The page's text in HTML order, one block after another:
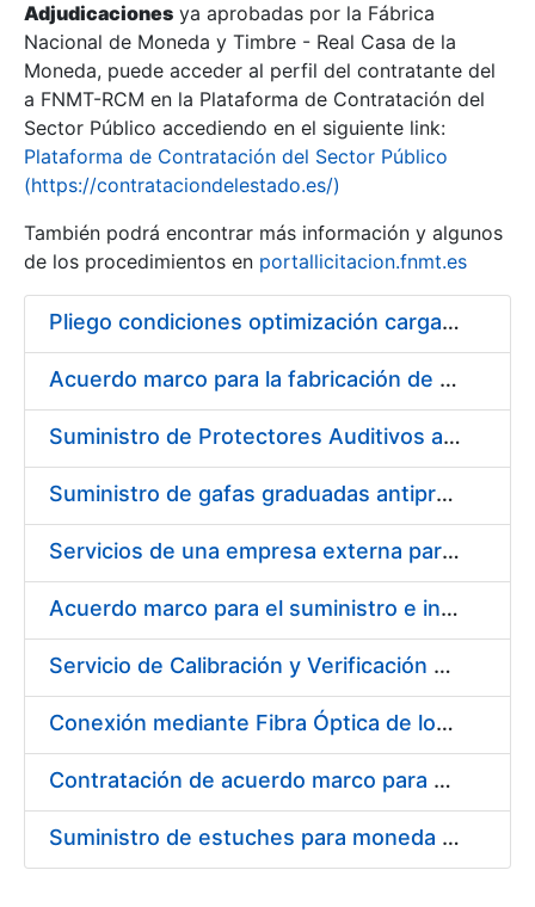
Adjudicaciones ya aprobadas por la Fábrica
Nacional de Moneda y Timbre - Real Casa de la
Moneda, puede acceder al perfil del contratante del
a FNMT-RCM en la Plataforma de Contratación del
Sector Público accediendo en el siguiente link:
Plataforma de Contratación del Sector Público
(https://contrataciondelestado.es/)
También podrá encontrar más información y algunos
de los procedimientos en portallicitacion.fnmt.es
Pliego condiciones optimización cargas compras firmado
Acuerdo marco para la fabricación de piezas
Suministro de Protectores Auditivos a medida para las personas trabajadoras de los Centros de Trabajo de Madrid y Burgos
Suministro de gafas graduadas antiproyecciones para los trabajadores de la FNMT-RCM en los centros de trabajo de Madrid y Burgos
Servicios de una empresa externa para el asesoramiento y resolución de los recursos de alzada que se presentan relacionados con procesos de selección para la FNMT-RCM
Acuerdo marco para el suministro e instalación de persianas, estores y otros complementos
Servicio de Calibración y Verificación Externa de los Equipos de Medición del Servicio de Prevención de la FNMT-RCM
Conexión mediante Fibra Óptica de los Centros de Proceso de Datos (CPDs) de las sedes de la FNMT-RCM de Burgos y Madrid
Contratación de acuerdo marco para el Suministro de Material de Electricidad para la Fábrica Nacional de Moneda y Timbre-Real Casa de la Moneda en su centro de trabajo de Burgos
Suministro de estuches para moneda de 30 €